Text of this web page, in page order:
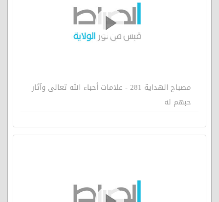
مصباح الهداية 281 - علامات أحباء الله تعالى وآثار
حبهم له